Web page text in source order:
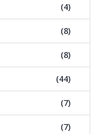
(4)
(8)
(8)
(44)
(7)
(7)